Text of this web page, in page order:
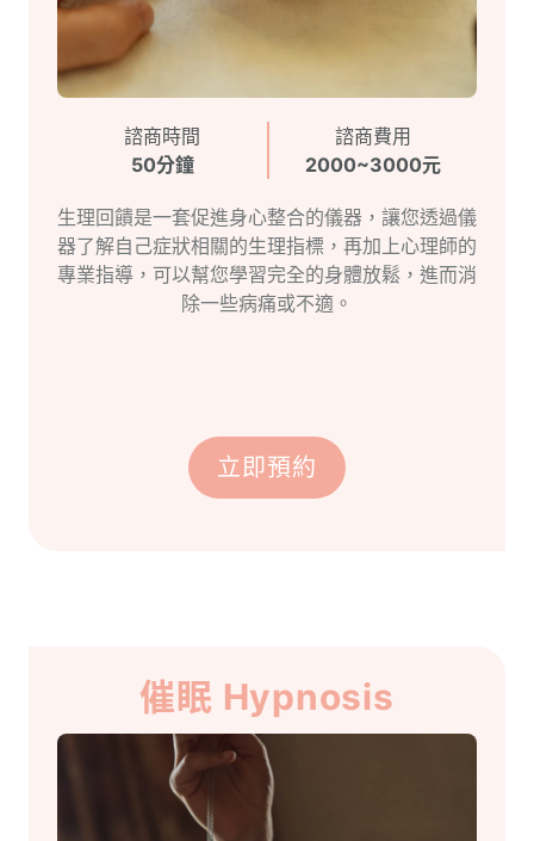
諮商時間
50分鐘
諮商費用
2000~3000元
生理回饋是一套促進身心整合的儀器，讓您透過儀
器了解自己症狀相關的生理指標，再加上心理師的
專業指導，可以幫您學習完全的身體放鬆，進而消
除一些病痛或不適。
立即預約
催眠 Hypnosis